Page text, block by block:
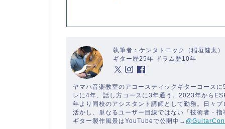
執筆者：ケンタトニック（稲垣健太）
ギター歴25年 ドラム歴10年
ヤマハ音楽教室のアコースティックギターコース
レに4年、話し方コースに3年通う。2023年から
年より同校のアシスタント講師として勤務。日々
活かし、単なるユーザー目線ではない「技術者・
ギター製作風景はYouTubeで公開中→